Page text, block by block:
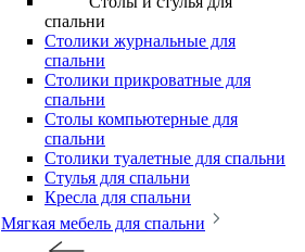
спальни
Столики журнальные для
спальни
Столики прикроватные для
спальни
Столы компьютерные для
спальни
Столики туалетные для спальни
Стулья для спальни
Кресла для спальни
Мягкая мебель для спальни